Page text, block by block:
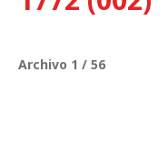
Archivo 1 / 56